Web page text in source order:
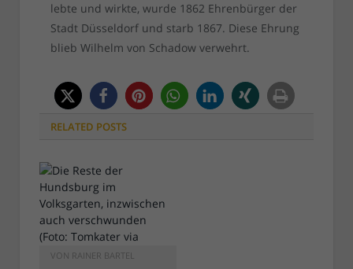
lebte und wirkte, wurde 1862 Ehrenbürger der
Stadt Düsseldorf und starb 1867. Diese Ehrung
blieb Wilhelm von Schadow verwehrt.
RELATED POSTS
VON RAINER BARTEL